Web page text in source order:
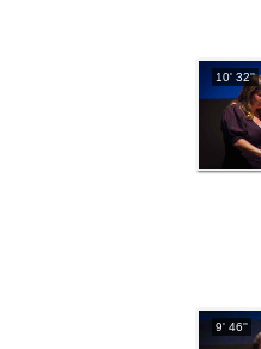
10' 32''
9' 46''